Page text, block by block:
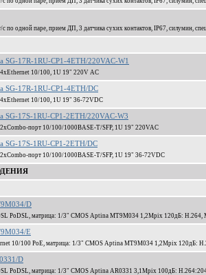
по одной паре, прием ДП, 3 датчика сухих контактов, IP67, силумин,
SG-17R-1RU-CP1-4ETH/220VAC-W1
10/100, 1U 19" 220V AC
SG-17R-1RU-CP1-4ETH/DC
10/100, 1U 19" 36-72VDC
SG-17S-1RU-CP1-2ETH/220VAC-W3
порт 10/100/1000BASE-T/SFP, 1U 19" 220VAC
SG-17S-1RU-CP1-2ETH/DC
порт 10/100/1000BASE-T/SFP, 1U 19" 36-72VDC
D
PoDSL, матрица: 1/3" CMOS Aptina MT9M034 1,2Mpix 120дБ: H.264,
E
10/100 PoE, матрица: 1/3" CMOS Aptina MT9M034 1,2Mpix 120дБ:
D
PoDSL, матрица: 1/3" CMOS Aptina AR0331 3,1Mpix 100дБ: